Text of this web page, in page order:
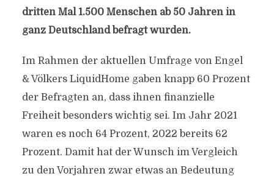
dritten Mal 1.500 Menschen ab 50 Jahren in
ganz Deutschland befragt wurden.
Im Rahmen der aktuellen Umfrage von Engel
& Völkers LiquidHome gaben knapp 60 Prozent
der Befragten an, dass ihnen finanzielle
Freiheit besonders wichtig sei. Im Jahr 2021
waren es noch 64 Prozent, 2022 bereits 62
Prozent. Damit hat der Wunsch im Vergleich
zu den Vorjahren zwar etwas an Bedeutung